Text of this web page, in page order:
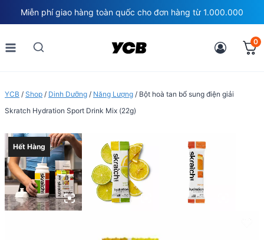
to
content
Miễn phí giao hàng toàn quốc cho đơn hàng từ 1.000.000
0
YCB / Shop / Dinh Dưỡng / Năng Lượng / Bột hoà tan bổ sung điện giải
Skratch Hydration Sport Drink Mix (22g)
Hết Hàng